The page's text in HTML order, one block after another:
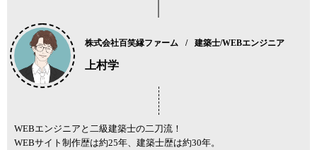
株式会社百笑縁ファーム 建築士/WEBエンジニア
上村学
WEBエンジニアと二級建築士の二刀流！
WEBサイト制作歴は約25年、建築士歴は約30年。